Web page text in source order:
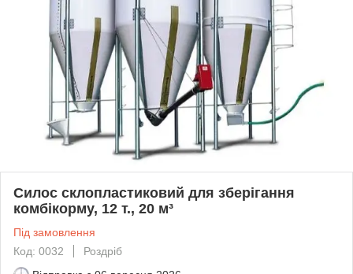
Силос склопластиковий для зберігання
комбікорму, 12 т., 20 м³
Під замовлення
Код: 0032
Роздріб